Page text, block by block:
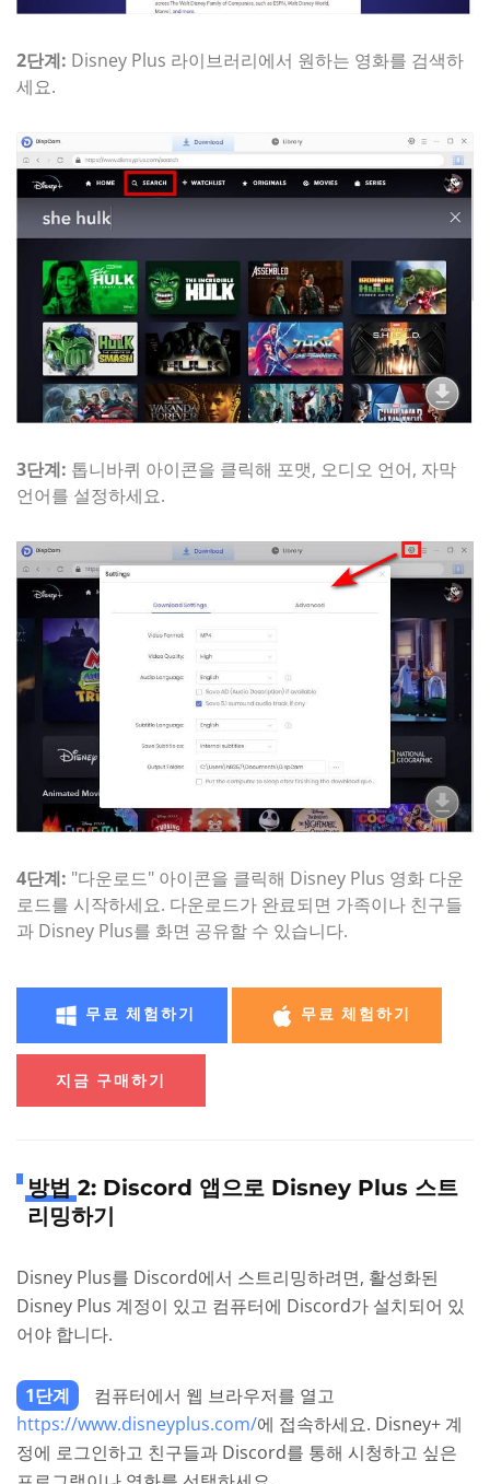
2단계: Disney Plus 라이브러리에서 원하는 영화를 검색하
세요.
3단계: 톱니바퀴 아이콘을 클릭해 포맷, 오디오 언어, 자막
언어를 설정하세요.
4단계: "다운로드" 아이콘을 클릭해 Disney Plus 영화 다운
로드를 시작하세요. 다운로드가 완료되면 가족이나 친구들
과 Disney Plus를 화면 공유할 수 있습니다.
무료 체험하기 무료 체험하기
지금 구매하기
방법 2: Discord 앱으로 Disney Plus 스트
리밍하기
Disney Plus를 Discord에서 스트리밍하려면, 활성화된
Disney Plus 계정이 있고 컴퓨터에 Discord가 설치되어 있
어야 합니다.
1단계
컴퓨터에서 웹 브라우저를 열고
https://www.disneyplus.com/에 접속하세요. Disney+ 계
정에 로그인하고 친구들과 Discord를 통해 시청하고 싶은